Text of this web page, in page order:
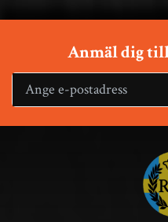
Anmäl dig